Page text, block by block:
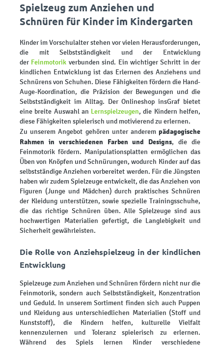
Spielzeug zum Anziehen und
Schnüren für Kinder im Kindergarten
Kinder im Vorschulalter stehen vor vielen Herausforderungen,
die mit Selbstständigkeit und der Entwicklung
der Feinmotorik verbunden sind. Ein wichtiger Schritt in der
kindlichen Entwicklung ist das Erlernen des Anziehens und
Schnürens von Schuhen. Diese Fähigkeiten fördern die Hand-
Auge-Koordination, die Präzision der Bewegungen und die
Selbstständigkeit im Alltag. Der Onlineshop insGraf bietet
eine breite Auswahl an Lernspielzeugen, die Kindern helfen,
diese Fähigkeiten spielerisch und motivierend zu erlernen.
Zu unserem Angebot gehören unter anderem pädagogische
Rahmen in verschiedenen Farben und Designs, die die
Feinmotorik fördern. Manipulationsplatten ermöglichen das
Üben von Knöpfen und Schnürungen, wodurch Kinder auf das
selbstständige Anziehen vorbereitet werden. Für die Jüngsten
haben wir zudem Spielzeuge entwickelt, die das Anziehen von
Figuren (Junge und Mädchen) durch praktisches Schnüren
der Kleidung unterstützen, sowie spezielle Trainingsschuhe,
die das richtige Schnüren üben. Alle Spielzeuge sind aus
hochwertigen Materialien gefertigt, die Langlebigkeit und
Sicherheit gewährleisten.
Die Rolle von Anziehspielzeug in der kindlichen
Entwicklung
Spielzeuge zum Anziehen und Schnüren fördern nicht nur die
Feinmotorik, sondern auch Selbstständigkeit, Konzentration
und Geduld. In unserem Sortiment finden sich auch Puppen
und Kleidung aus unterschiedlichen Materialien (Stoff und
Kunststoff), die Kindern helfen, kulturelle Vielfalt
kennenzulernen und Toleranz spielerisch zu erlernen.
Während des Spiels lernen Kinder verschiedene